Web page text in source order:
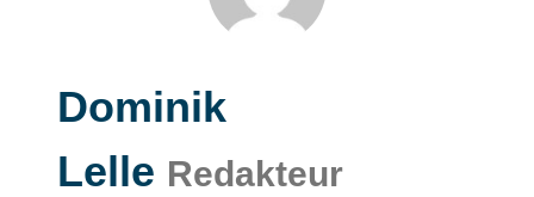
Dominik
Lelle Redakteur